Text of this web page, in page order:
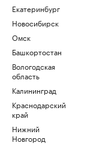
Екатеринбург
Новосибирск
Омск
Башкортостан
Вологодская
область
Калининград
Краснодарский
край
Нижний
Новгород